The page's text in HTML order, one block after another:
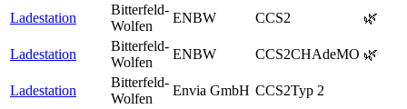
Ladestation
Bitterfeld-
Wolfen
ENBW CCS2 🌿
Ladestation
Bitterfeld-
Wolfen
ENBW CCS2CHAdeMO 🌿
Ladestation
Bitterfeld-
Wolfen
Envia GmbH CCS2Typ 2